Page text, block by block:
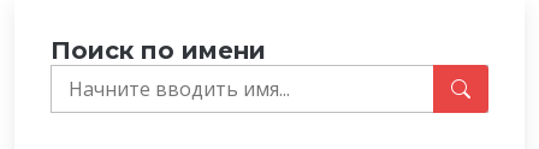
Поиск по имени